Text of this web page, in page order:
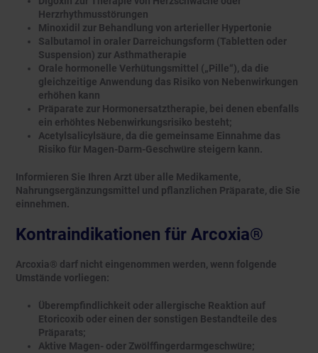
Herzrhythmusstörungen
Minoxidil zur Behandlung von arterieller Hypertonie
Salbutamol in oraler Darreichungsform (Tabletten oder
Suspension) zur Asthmatherapie
Orale hormonelle Verhütungsmittel („Pille“), da die
gleichzeitige Anwendung das Risiko von Nebenwirkungen
erhöhen kann
Präparate zur Hormonersatztherapie, bei denen ebenfalls
ein erhöhtes Nebenwirkungsrisiko besteht;
Acetylsalicylsäure, da die gemeinsame Einnahme das
Risiko für Magen-Darm-Geschwüre steigern kann.
Informieren Sie Ihren Arzt über alle Medikamente,
Nahrungsergänzungsmittel und pflanzlichen Präparate, die Sie
einnehmen.
Kontraindikationen für Arcoxia®
Arcoxia® darf nicht eingenommen werden, wenn folgende
Umstände vorliegen:
Überempfindlichkeit oder allergische Reaktion auf
Etoricoxib oder einen der sonstigen Bestandteile des
Präparats;
Aktive Magen- oder Zwölffingerdarmgeschwüre;